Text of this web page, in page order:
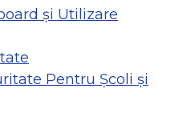
și Utilizare
Pentru Școli și